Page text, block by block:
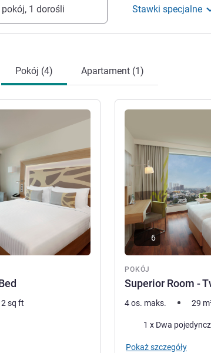
pokój, 1 dorośli Stawki specjalne
Pokój (4) Apartament (1)
sq ft
POKÓJ
Superior Room -
Pokaż szczegóły
6
4 os. maks. 29
Pościel1 x Dwa
Pokaż szczegóły